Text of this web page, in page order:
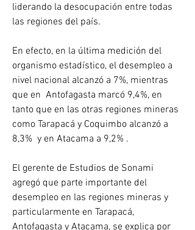
liderando la desocupación entre todas
las regiones del país.
En efecto, en la última medición del
organismo estadístico, el desempleo a
nivel nacional alcanzó a 7%, mientras
que en  Antofagasta marcó 9,4%, en
tanto que en las otras regiones mineras
como Tarapacá y Coquimbo alcanzó a
8,3%  y en Atacama a 9,2% .
El gerente de Estudios de Sonami
agregó que parte importante del
desempleo en las regiones mineras y
particularmente en Tarapacá,
Antofagasta y Atacama, se explica por